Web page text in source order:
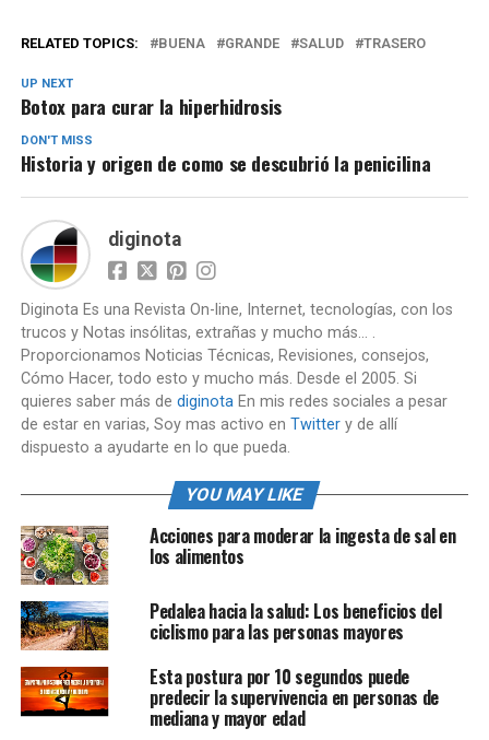
RELATED TOPICS: BUENA GRANDE SALUD TRASERO
UP NEXT
Botox para curar la hiperhidrosis
DON'T MISS
Historia y origen de como se descubrió la penicilina
diginota
Diginota Es una Revista On-line, Internet, tecnologías, con los
trucos y Notas insólitas, extrañas y mucho más... .
Proporcionamos Noticias Técnicas, Revisiones, consejos,
Cómo Hacer, todo esto y mucho más. Desde el 2005. Si
quieres saber más de diginotaEn mis redes sociales a pesar
de estar en varias, Soy mas activo en Twittery de allí
dispuesto a ayudarte en lo que pueda.
YOU MAY LIKE
Acciones para moderar la ingesta de sal en
los alimentos
Pedalea hacia la salud: Los beneficios del
ciclismo para las personas mayores
Esta postura por 10 segundos puede
predecir la supervivencia en personas de
mediana y mayor edad